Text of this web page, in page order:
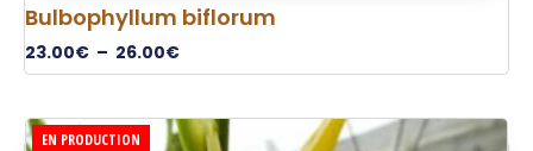
Bulbophyllum biflorum
23.00€ – 26.00€
EN PRODUCTION